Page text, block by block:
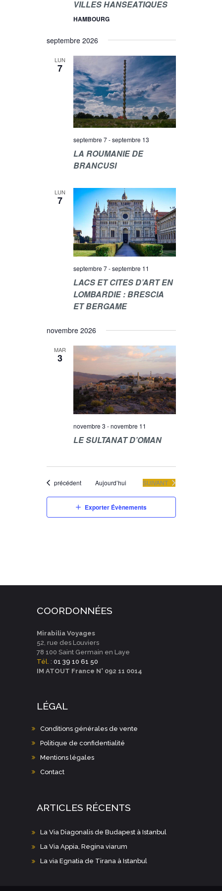
I
N
D
E
V
U
E
S
É
È
N
E
M
E
N
T
S
VILLES HANSEATIQUES
HAMBOURG
septembre 2026
LUN
7
septembre 7-septembre 13
LA ROUMANIE DE
BRANCUSI
LUN
7
septembre 7-septembre 11
LACS ET CITES D’ART EN
LOMBARDIE : BRESCIA
ET BERGAME
novembre 2026
MAR
3
novembre 3 -novembre 11
LE SULTANAT D’OMAN
Évènements
précédent Aujourd’hui ÉVÈNEMENTS
SUIVANT
Exporter Évènements
COORDONNÉES
Mirabilia Voyages
52, rue des Louviers
78 100 Saint Germain en Laye
Tél. : 01 39 10 61 50
IM ATOUT France N° 092 11 0014
LÉGAL
Conditions générales de vente
Politique de confidentialité
Mentions légales
Contact
ARTICLES RÉCENTS
La Via Diagonalis de Budapest à Istanbul
La Via Appia, Regina viarum
La via Egnatia de Tirana à Istanbul